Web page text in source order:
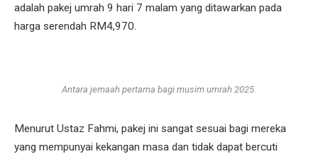
adalah pakej umrah 9 hari 7 malam yang ditawarkan pada
harga serendah RM4,970.
Antara jemaah pertama bagi musim umrah 2025.
Menurut Ustaz Fahmi, pakej ini sangat sesuai bagi mereka
yang mempunyai kekangan masa dan tidak dapat bercuti